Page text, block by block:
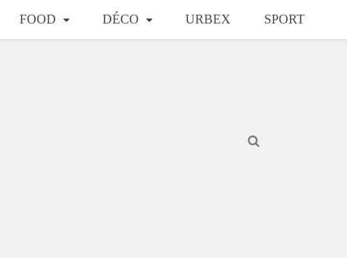
FOOD DÉCO URBEX SPORT